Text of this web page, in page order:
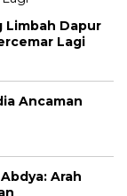
Limbah Dapur
Lagi
Ancaman
Arah